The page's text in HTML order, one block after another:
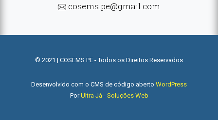
cosems.pe@gmail.com
© 2021 | COSEMS PE - Todos os Direitos Reservados
Desenvolvido com o CMS de código aberto WordPress
PorUltra Já - Soluções Web